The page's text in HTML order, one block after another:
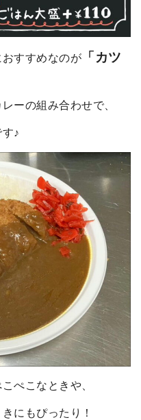
すすめなのが
「カツ
ーの組み合わせで、
♪
ぺこなときや、
にもぴったり！